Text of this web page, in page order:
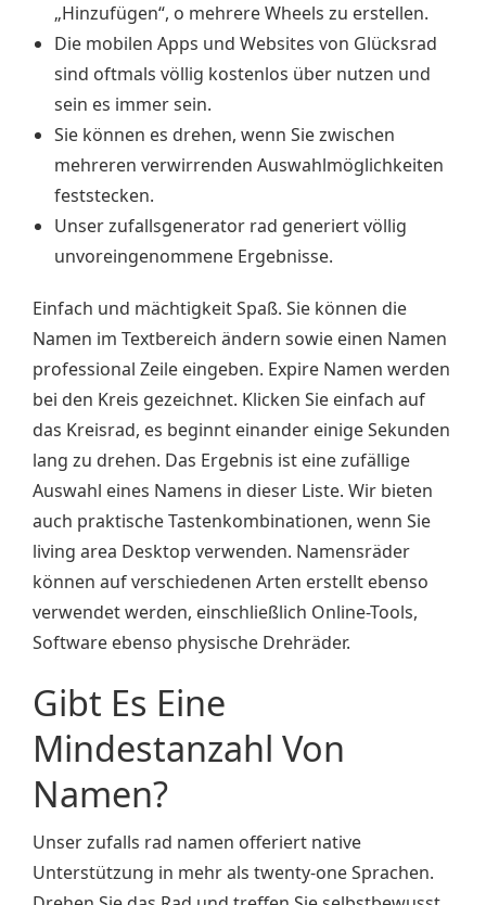
„Hinzufügen“, o mehrere Wheels zu erstellen.
Die mobilen Apps und Websites von Glücksrad
sind oftmals völlig kostenlos über nutzen und
sein es immer sein.
Sie können es drehen, wenn Sie zwischen
mehreren verwirrenden Auswahlmöglichkeiten
feststecken.
Unser zufallsgenerator rad generiert völlig
unvoreingenommene Ergebnisse.
Einfach und mächtigkeit Spaß. Sie können die
Namen im Textbereich ändern sowie einen Namen
professional Zeile eingeben. Expire Namen werden
bei den Kreis gezeichnet. Klicken Sie einfach auf
das Kreisrad, es beginnt einander einige Sekunden
lang zu drehen. Das Ergebnis ist eine zufällige
Auswahl eines Namens in dieser Liste. Wir bieten
auch praktische Tastenkombinationen, wenn Sie
living area Desktop verwenden. Namensräder
können auf verschiedenen Arten erstellt ebenso
verwendet werden, einschließlich Online-Tools,
Software ebenso physische Drehräder.
Gibt Es Eine
Mindestanzahl Von
Namen?
Unser zufalls rad namen offeriert native
Unterstützung in mehr als twenty-one Sprachen.